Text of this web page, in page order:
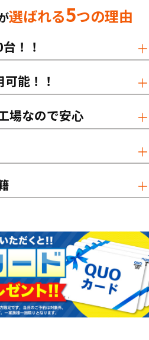
選ばれる5つの理由
！！
能！！
場なので安心